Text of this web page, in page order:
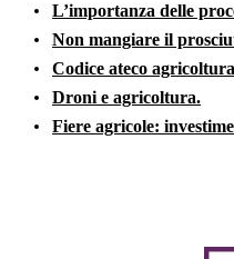
L’importanza delle
Non mangiare il
Codice ateco
Droni e agricoltura.
Fiere agricole: